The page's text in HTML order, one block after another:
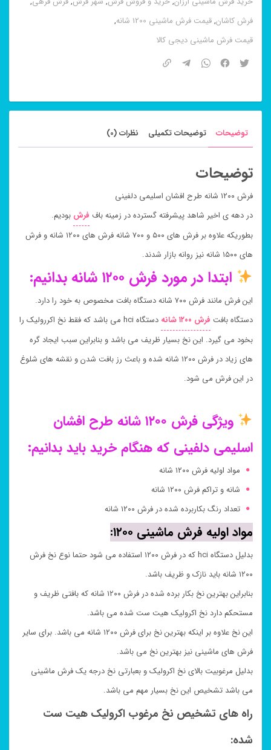
دلفینی
عدد
فرش کاشان,قیمت فرش ماشینی 1200 شانه
,
قیمت فرش ماشینی دیجی کالا
توضیحات توضیحات تکمیلی نظرات (0)
توضیحات
فرش ۱۲۰۰ شانه طرح افشان اسلیمی دلفینی
در دهه ی اخیر شاهد پیشرفته گسترده در زمینه باف فرش بودیم.
بطوریکه علاوه بر فرش های ۵۰۰ و ۷۰۰ شانه فرش های ۱۲۰۰ شانه و فرش
های ۱۵۰۰ شانه نیز روانه بازار شدند.
ابتدا در مورد فرش ۱۲۰۰ شانه بدانیم:
این فرش مانند فرش ۷۰۰ شانه دستگاه بافت مخصوص به خود را دارد.
دستگاه بافت فرش ۱۲۰۰ شانه
دستگاه hci می باشد که فقط نخ اکررولیک را
بخود می گیرد. این نخ بسیار ظریف می باشد و بنابراین سبب ایجاد گره
های زیاد در فرش ۱۲۰۰ شانه شده و باعث رز بافت شدن و نقشه های شلوغ
در این فرش می شود.
ویژگی فرش ۱۲۰۰ شانه طرح افشان
اسلیمی دلفینی که هنگام خرید باید بدانیم:
مواد اولیه فرش ۱۲۰۰ شانه
شانه و تراکم فرش ۱۲۰۰ شانه
تعداد رنگ بکاربرده شده در فرش ۱۲۰۰ شانه
مواد اولیه فرش ماشینی ۱۲۰۰:
بدلیل دستگاه hci که در فرش ۱۲۰۰ استفاده می شود حتما نوع نخ فرش
۱۲۰۰ شانه باید نازک و ظریف باشد.
بنابراین بهترین نخ بکار برده شده در فرش ۱۲۰۰ شانه که بافتی ظریف و
مستحکم دارد نخ اکرولیک هیت ست شده می باشد.
این نخ علاوه بر اینکه بهترین نخ برای فرش ۱۲۰۰ شانه می باشد. برای سایر
فرش های ماشینی نیز بهترین نخ می باشد.
بدلیل مرغوبیت بالای نخ اکرولیک و بعبارتی نخ درجه یک فرش ماشینی
می باشد تشخیص این نخ بسیار مهم می باشد.
راه های تشخیص نخ مرغوب اکرولیک هیت ست
شده: